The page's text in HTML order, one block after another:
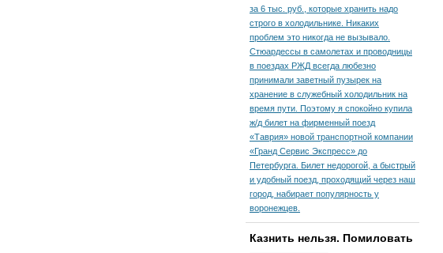
за 6 тыс. руб., которые хранить надо
строго в холодильнике. Никаких
проблем это никогда не вызывало.
Стюардессы в самолетах и проводницы
в поездах РЖД всегда любезно
принимали заветный пузырек на
хранение в служебный холодильник на
время пути. По­этому я спокойно купила
ж/д билет на фирменный поезд
«Таврия» новой транспортной компании
«Гранд Сервис Экспресс» до
Петербурга. Билет недорогой, а быстрый
и удобный поезд, проходящий через наш
город, набирает популярность у
воронежцев.
Казнить нельзя. Помиловать